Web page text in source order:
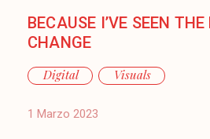
BECAUSE I’VE SEEN
CHANGE
Digital Visuals
1 Marzo 2023